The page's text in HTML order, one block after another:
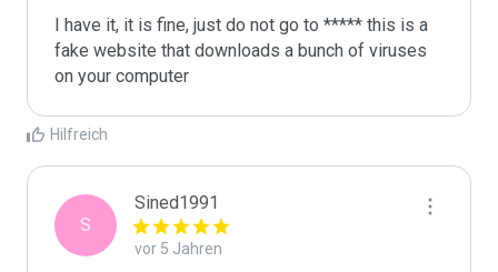
I have it, it is fine, just do not go to ***** this is a
fake website that downloads a bunch of viruses
on your computer
Hilfreich
S
Sined1991
vor 5 Jahren